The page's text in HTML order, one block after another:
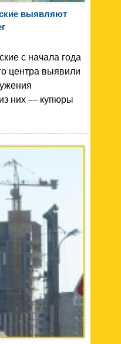
выявляют
с начала года
центра выявили
них — купюры